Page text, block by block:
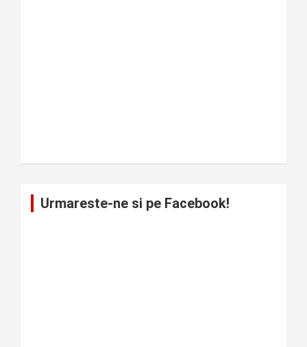
Urmareste-ne si pe Facebook!